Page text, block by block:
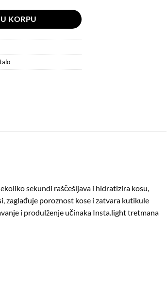
KORPU
sekundi raščešljava i hidratizira kosu,
zaglađuje poroznost kose i zatvara kutikule
i produlženje učinaka Insta.light tretmana